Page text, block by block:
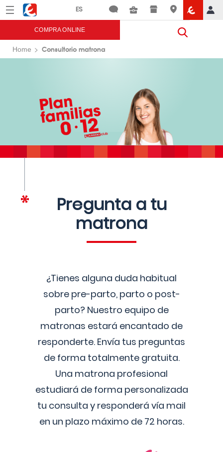
Menú Eroski
COMPRA ONLINE
Home Consultorio matrona
Pregunta a tu
matrona
¿Tienes alguna duda habitual
sobre pre-parto, parto o post-
parto? Nuestro equipo de
matronas estará encantado de
responderte. Envía tus preguntas
de forma totalmente gratuita.
Una matrona profesional
estudiará de forma personalizada
tu consulta y responderá vía mail
en un plazo máximo de 72 horas.